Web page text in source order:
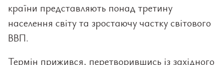
країни представляють понад третину
населення світу та зростаючу частку світового
ВВП.
Термін прижився, перетворившись із західного